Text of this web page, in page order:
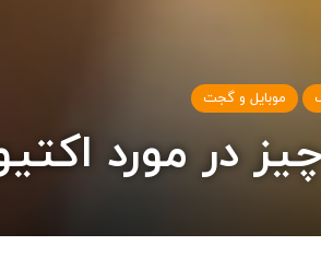
موبایل و گجت
در مورد